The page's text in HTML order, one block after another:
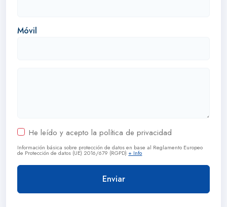
Móvil
He leído y acepto la política de privacidad
Información básica sobre protección de datos en base al Reglamento Europeo
de Protección de datos (UE) 2016/679 (RGPD)+ Info